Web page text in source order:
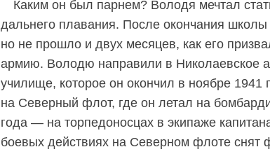
Каким он был парнем? Володя мечтал
дальнего плавания. После окончания школы
но не прошло и двух месяцев, как его
армию. Володю направили в Николаевское
училище, которое он окончил в ноябре 1941
на Северный флот, где он летал на
года — на торпедоносцах в экипаже
боевых действиях на Северном флоте снят